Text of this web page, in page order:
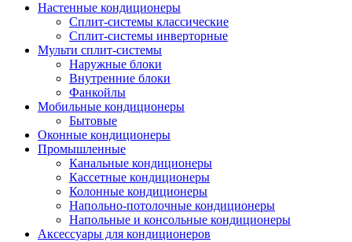
Настенные кондиционеры
Сплит-системы классические
Сплит-системы инверторные
Мульти сплит-системы
Наружные блоки
Внутренние блоки
Фанкойлы
Мобильные кондиционеры
Бытовые
Оконные кондиционеры
Промышленные
Канальные кондиционеры
Кассетные кондиционеры
Колонные кондиционеры
Напольно-потолочные кондиционеры
Напольные и консольные кондиционеры
Аксессуары для кондиционеров